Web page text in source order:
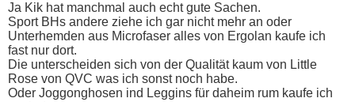
Ja Kik hat manchmal auch echt gute Sachen.
Sport BHs andere ziehe ich gar nicht mehr an oder
Unterhemden aus Microfaser alles von Ergolan kaufe ich
fast nur dort.
Die unterscheiden sich von der Qualität kaum von Little
Rose von QVC was ich sonst noch habe.
Oder Joggonghosen ind Leggins für daheim rum kaufe ich